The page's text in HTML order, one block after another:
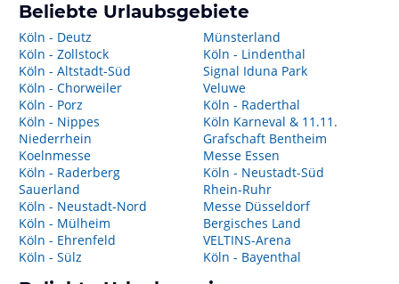
Beliebte Urlaubsgebiete
Köln - Deutz
Köln - Zollstock
Köln - Altstadt-Süd
Köln - Chorweiler
Köln - Porz
Köln - Nippes
Niederrhein
Koelnmesse
Köln - Raderberg
Sauerland
Köln - Neustadt-Nord
Köln - Mülheim
Köln - Ehrenfeld
Köln - Sülz
Münsterland
Köln - Lindenthal
Signal Iduna Park
Veluwe
Köln - Raderthal
Köln Karneval & 11.11.
Grafschaft Bentheim
Messe Essen
Köln - Neustadt-Süd
Rhein-Ruhr
Messe Düsseldorf
Bergisches Land
VELTINS-Arena
Köln - Bayenthal